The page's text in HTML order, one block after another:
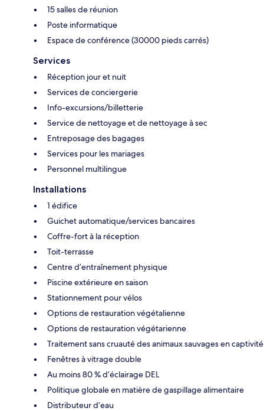
15 salles de réunion
Poste informatique
Espace de conférence (30000 pieds carrés)
Services
Réception jour et nuit
Services de conciergerie
Info-excursions/billetterie
Service de nettoyage et de nettoyage à sec
Entreposage des bagages
Services pour les mariages
Personnel multilingue
Installations
1 édifice
Guichet automatique/services bancaires
Coffre-fort à la réception
Toit-terrasse
Centre d’entraînement physique
Piscine extérieure en saison
Stationnement pour vélos
Options de restauration végétalienne
Options de restauration végétarienne
Traitement sans cruauté des animaux sauvages en captivité
Fenêtres à vitrage double
Au moins 80 % d’éclairage DEL
Politique globale en matière de gaspillage alimentaire
Distributeur d’eau